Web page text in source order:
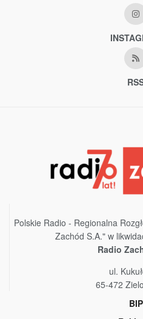
Polskie Radio - Regionalna
Zachód S.A." w
Radio
ul.
65-472
BIP